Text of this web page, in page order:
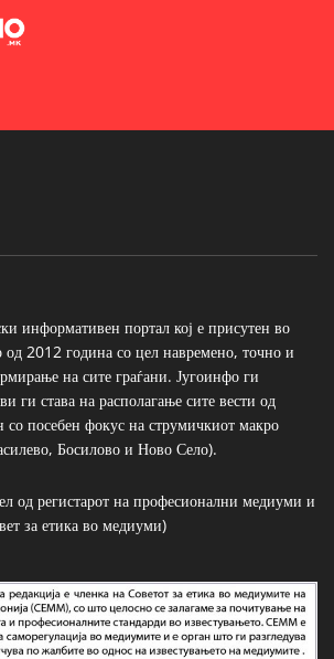
информативен портал кој е присутен во
од 2012 година со цел навремено, точно и
на сите граѓани. Југоинфо ги
ги става на располагање сите вести од
со посебен фокус на струмичкиот макро
Босилово и Ново Село).
од регистарот на професионални медиуми и
за етика во медиуми)